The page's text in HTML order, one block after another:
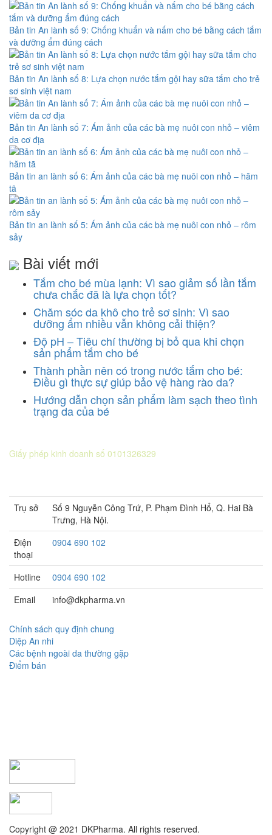
Bản tin An lành số 9: Chống khuẩn và nấm cho bé bằng cách tắm
và dưỡng ẩm đúng cách
Bản tin An lành số 8: Lựa chọn nước tắm gội hay sữa tắm cho trẻ
sơ sinh việt nam
Bản tin An lành số 7: Ám ảnh của các bà mẹ nuôi con nhỏ – viêm
da cơ địa
Bản tin an lành số 6: Ám ảnh của các bà mẹ nuôi con nhỏ – hăm
tã
Bản tin an lành số 5: Ám ảnh của các bà mẹ nuôi con nhỏ – rôm
sảy
Bài viết mới
Tắm cho bé mùa lạnh: Vì sao giảm số lần tắm
chưa chắc đã là lựa chọn tốt?
Chăm sóc da khô cho trẻ sơ sinh: Vì sao
dưỡng ẩm nhiều vẫn không cải thiện?
Độ pH – Tiêu chí thường bị bỏ qua khi chọn
sản phẩm tắm cho bé
Thành phần nên có trong nước tắm cho bé:
Điều gì thực sự giúp bảo vệ hàng rào da?
Hướng dẫn chọn sản phẩm làm sạch theo tình
trạng da của bé
Giấy phép kinh doanh số 0101326329
Trụ sở
Số 9 Nguyễn Công Trứ, P. Phạm Đình Hổ, Q. Hai Bà
Trưng, Hà Nội.
Điện
thoại
0904 690 102
Hotline
0904 690 102
Email
info@dkpharma.vn
Chính sách quy định chung
Diệp An nhi
Các bệnh ngoài da thường gặp
Điểm bán
Copyright @ 2021 DKPharma. All rights reserved.